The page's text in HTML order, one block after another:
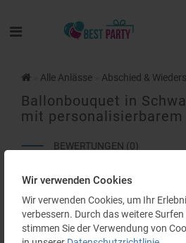
Wir verwenden Cookies
Wir verwenden Cookies, um Ihr
verbessern. Durch das weitere
stimmen Sie der Verwendung von
Alle Anlässe Abschied &
Ballonbouquet in
mit personalisierbarem
BEWERTUNGEN (0)